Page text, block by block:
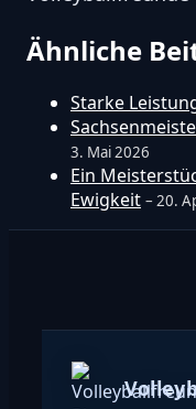
Ähnliche
Starke
3. Mai 2026
Ein
Ewigkeit – 20.